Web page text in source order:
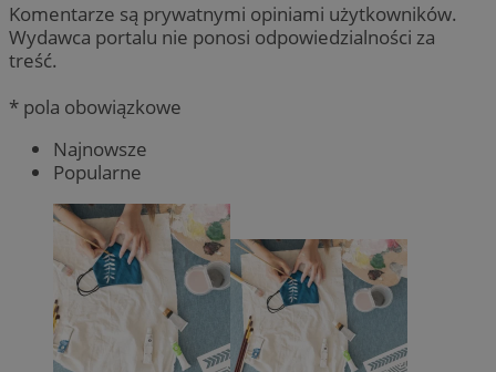
Komentarze są prywatnymi opiniami użytkowników.
Wydawca portalu nie ponosi odpowiedzialności za
treść.
* pola obowiązkowe
Najnowsze
Popularne